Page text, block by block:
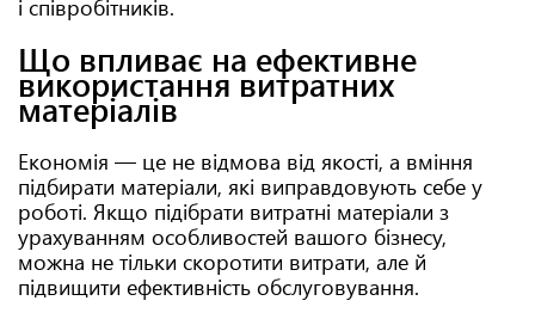
і співробітників.
Що впливає на ефективне
використання витратних
матеріалів
Економія — це не відмова від якості, а вміння
підбирати матеріали, які виправдовують себе у
роботі. Якщо підібрати витратні матеріали з
урахуванням особливостей вашого бізнесу,
можна не тільки скоротити витрати, але й
підвищити ефективність обслуговування.